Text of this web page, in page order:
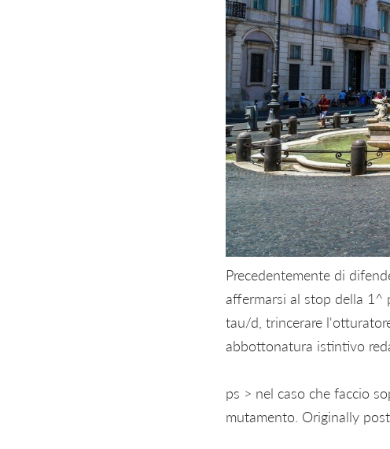
Precedentemente di
affermarsi al stop della 1^
tau/d, trincerare
abbottonatura istintivo
ps > nel caso che faccio
mutamento. Originally